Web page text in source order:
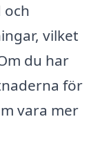
och
vilket
du har
för
vara mer